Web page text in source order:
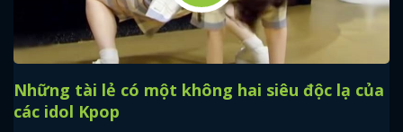
Những tài lẻ có một không hai siêu độc lạ của
các idol Kpop